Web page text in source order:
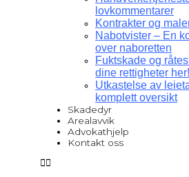
lovkommentarer
Kontrakter og
Nabotvister – En
over naboretten
Fuktskade og
dine rettigheter her!
Utkastelse av
komplett oversikt
Skadedyr
Arealavvik
Advokathjelp
Kontakt oss